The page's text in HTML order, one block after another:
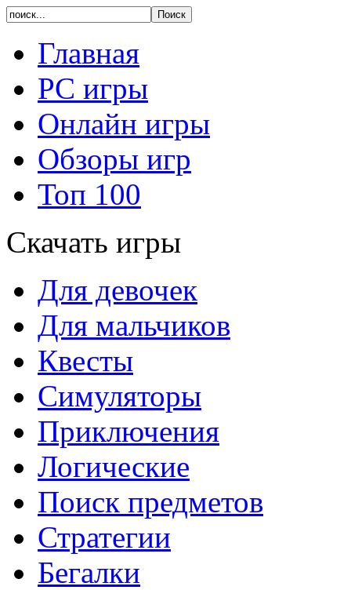
Главная
PC игры
Онлайн игры
Обзоры игр
Топ 100
Скачать игры
Для девочек
Для мальчиков
Квесты
Симуляторы
Приключения
Логические
Поиск предметов
Стратегии
Бегалки